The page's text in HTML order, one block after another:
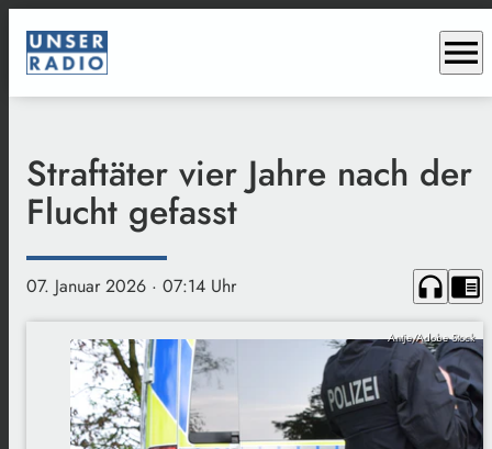
menu
Straftäter vier Jahre nach der
Flucht gefasst
07. Januar 2026 · 07:14 Uhr headphones chrome_reader_mode
Antje/Adobe Stock